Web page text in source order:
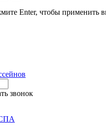
Enter, чтобы применить
звонок